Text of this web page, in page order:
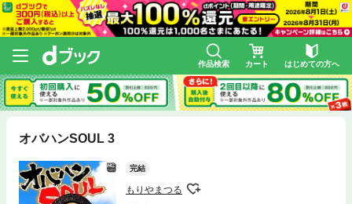
作品検索 カート はじめての方へ
オバハンSOUL 3
完結
もりやまつる